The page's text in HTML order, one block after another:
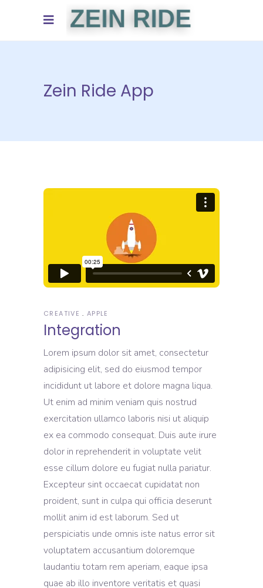
Zein Ride App
CREATIVE APPLE
Integration
Lorem ipsum dolor sit amet, consectetur
adipisicing elit, sed do eiusmod tempor
incididunt ut labore et dolore magna liqua.
Ut enim ad minim veniam quis nostrud
exercitation ullamco laboris nisi ut aliquip
ex ea commodo consequat. Duis aute irure
dolor in reprehenderit in voluptate velit
esse cillum dolore eu fugiat nulla pariatur.
Excepteur sint occaecat cupidatat non
proident, sunt in culpa qui officia deserunt
mollit anim id est laborum. Sed ut
perspiciatis unde omnis iste natus error sit
voluptatem accusantium doloremque
laudantiu totam rem aperiam, eaque ipsa
quae ab illo inventore veritatis et quasi